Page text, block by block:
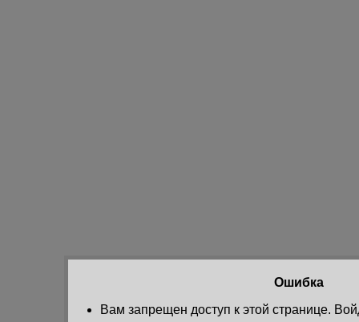
Ошибка
Вам запрещен доступ к этой странице.